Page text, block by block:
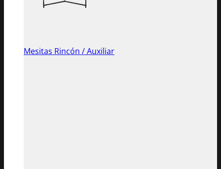
Mesitas Rincón / Auxiliar